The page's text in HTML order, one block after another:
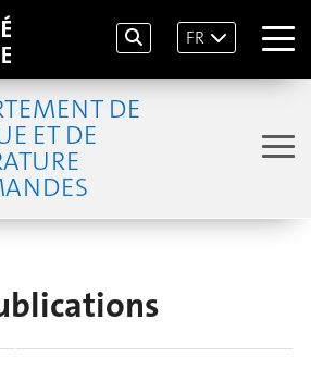
FR
DE
ET DE